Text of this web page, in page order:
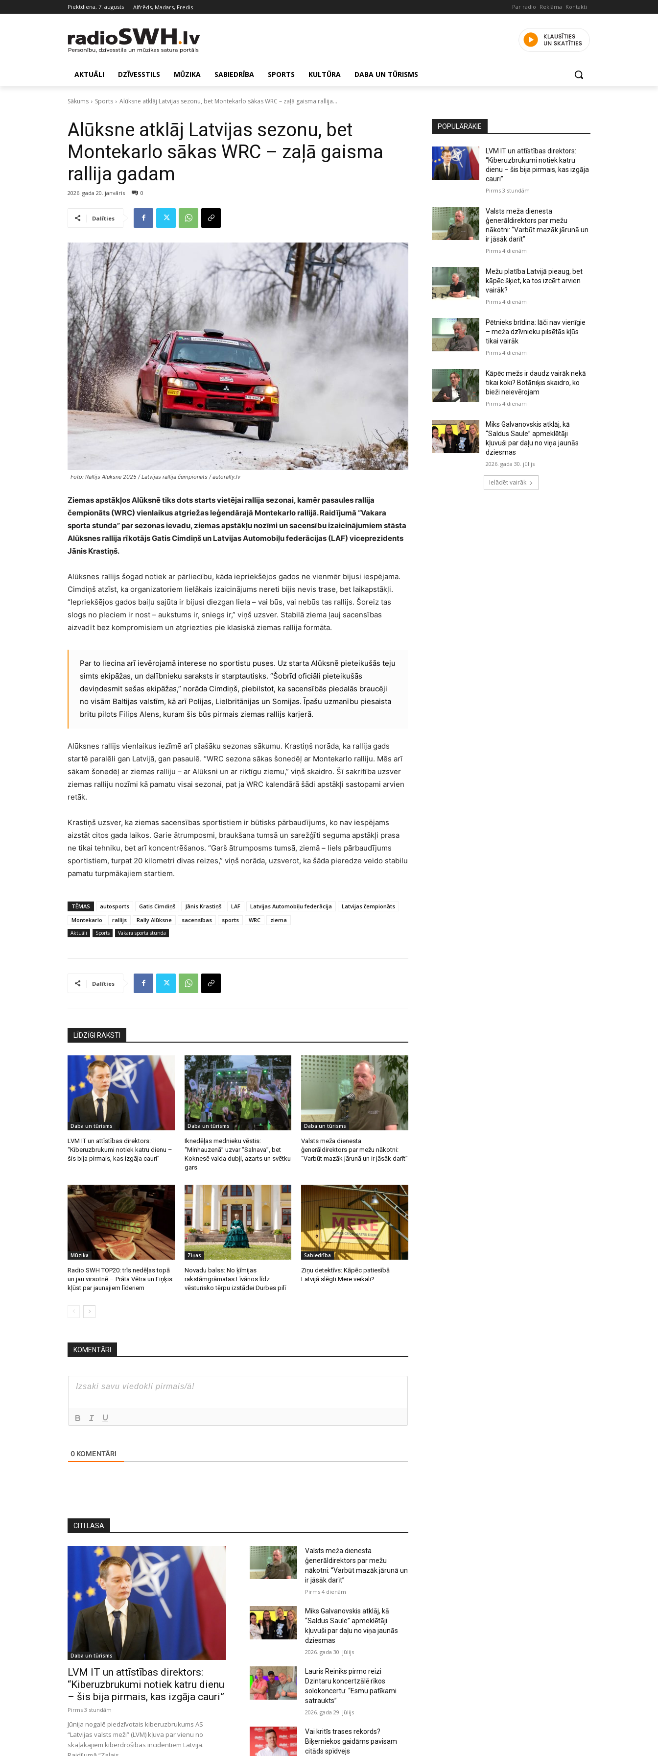
piektdiena, 7. augusts Alfrēds, Madars, Fredis Par radio Reklāma Kontakti
AKTUĀLI DZĪVESSTILS MŪZIKA SABIEDRĪBA SPORTS KULTŪRA DABA UN TŪRISMS
Sākums Sports Alūksne atklāj Latvijas sezonu, bet Montekarlo sākas WRC – zaļā gaisma rallija...
Alūksne atklāj Latvijas sezonu, bet
Montekarlo sākas WRC – zaļā gaisma
rallija gadam
2026. gada 20. janvāris 0
Dalīties
Foto: Rallijs Alūksne 2025 / Latvijas rallija čempionāts / autorally.lv
Ziemas apstākļos Alūksnē tiks dots starts vietējai rallija sezonai, kamēr pasaules rallija
čempionāts (WRC) vienlaikus atgriežas leģendārajā Montekarlo rallijā. Raidījumā “Vakara
sporta stunda” par sezonas ievadu, ziemas apstākļu nozīmi un sacensību izaicinājumiem stāsta
Alūksnes rallija rīkotājs Gatis Cimdiņš un Latvijas Automobiļu federācijas (LAF) viceprezidents
Jānis Krastiņš.
Alūksnes rallijs šogad notiek ar pārliecību, kāda iepriekšējos gados ne vienmēr bijusi iespējama.
Cimdiņš atzīst, ka organizatoriem lielākais izaicinājums nereti bijis nevis trase, bet laikapstākļi.
“Iepriekšējos gados baiļu sajūta ir bijusi diezgan liela – vai būs, vai nebūs tas rallijs. Šoreiz tas
slogs no pleciem ir nost – aukstums ir, sniegs ir,” viņš uzsver. Stabilā ziema ļauj sacensības
aizvadīt bez kompromisiem un atgriezties pie klasiskā ziemas rallija formāta.
Par to liecina arī ievērojamā interese no sportistu puses. Uz starta Alūksnē pieteikušās teju
simts ekipāžas, un dalībnieku saraksts ir starptautisks. “Šobrīd oficiāli pieteikušās
deviņdesmit sešas ekipāžas,” norāda Cimdiņš, piebilstot, ka sacensībās piedalās braucēji
no visām Baltijas valstīm, kā arī Polijas, Lielbritānijas un Somijas. Īpašu uzmanību piesaista
britu pilots Filips Alens, kuram šis būs pirmais ziemas rallijs karjerā.
Alūksnes rallijs vienlaikus iezīmē arī plašāku sezonas sākumu. Krastiņš norāda, ka rallija gads
startē paralēli gan Latvijā, gan pasaulē. “WRC sezona sākas šonedēļ ar Montekarlo ralliju. Mēs arī
sākam šonedēļ ar ziemas ralliju – ar Alūksni un ar riktīgu ziemu,” viņš skaidro. Šī sakritība uzsver
ziemas ralliju nozīmi kā pamatu visai sezonai, pat ja WRC kalendārā šādi apstākļi sastopami arvien
retāk.
Krastiņš uzsver, ka ziemas sacensības sportistiem ir būtisks pārbaudījums, ko nav iespējams
aizstāt citos gada laikos. Garie ātrumposmi, braukšana tumsā un sarežģīti seguma apstākļi prasa
ne tikai tehniku, bet arī koncentrēšanos. “Garš ātrumposms tumsā, ziemā – liels pārbaudījums
sportistiem, turpat 20 kilometri divas reizes,” viņš norāda, uzsverot, ka šāda pieredze veido stabilu
pamatu turpmākajiem startiem.
TĒMAS autosports Gatis Cimdiņš Jānis Krastiņš LAF Latvijas Automobiļu federācija
Latvijas čempionāts
Montekarlo
rallijs Rally Alūksne sacensības sports WRC ziema
Aktuāli Sports Vakara sporta stunda
Dalīties
LĪDZĪGI RAKSTI
Daba un tūrisms
LVM IT un attīstības direktors:
“Kiberuzbrukumi notiek katru dienu –
šis bija pirmais, kas izgāja cauri”
Daba un tūrisms
Iknedēļas mednieku vēstis:
“Minhauzenā” uzvar “Salnava”, bet
Koknesē valda dubļi, azarts un svētku
gars
Daba un tūrisms
Valsts meža dienesta
ģenerāldirektors par mežu nākotni:
“Varbūt mazāk jārunā un ir jāsāk darīt”
Mūzika
Radio SWH TOP20: trīs nedēļas topā
un jau virsotnē – Prāta Vētra un Fiņķis
kļūst par jaunajiem līderiem
Ziņas
Novadu balss: No ķīmijas
rakstāmgrāmatas Līvānos līdz
vēsturisko tērpu izstādei Durbes pilī
Sabiedrība
Ziņu detektīvs: Kāpēc patiesībā
Latvijā slēgti Mere veikali?
KOMENTĀRI
0 KOMENTĀRI
CITI LASA
Daba un tūrisms
LVM IT un attīstības direktors:
“Kiberuzbrukumi notiek katru dienu
– šis bija pirmais, kas izgāja cauri”
Pirms 3 stundām
Jūnija nogalē piedzīvotais kiberuzbrukums AS
“Latvijas valsts meži” (LVM) kļuva par vienu no
skaļākajiem kiberdrošības incidentiem Latvijā.
Valsts meža dienesta
ģenerāldirektors par mežu
nākotni: “Varbūt mazāk jārunā un
ir jāsāk darīt”
Pirms 4 dienām
Miks Galvanovskis atklāj, kā
“Saldus Saule” apmeklētāji
kļuvuši par daļu no viņa jaunās
dziesmas
2026. gada 30. jūlijs
Lauris Reiniks pirmo reizi
Dzintaru koncertzālē rīkos
solokoncertu: “Esmu patīkami
satraukts”
2026. gada 29. jūlijs
Vai kritīs trases rekords?
Biķerniekos gaidāms pavisam
citāds spīdvejs
POPULĀRĀKIE
LVM IT un attīstības direktors:
“Kiberuzbrukumi notiek katru
dienu – šis bija pirmais, kas izgāja
cauri”
Pirms 3 stundām
Valsts meža dienesta
ģenerāldirektors par mežu
nākotni: “Varbūt mazāk jārunā un
ir jāsāk darīt”
Pirms 4 dienām
Mežu platība Latvijā pieaug, bet
kāpēc šķiet, ka tos izcērt arvien
vairāk?
Pirms 4 dienām
Pētnieks brīdina: lāči nav vienīgie
– meža dzīvnieku pilsētās kļūs
tikai vairāk
Pirms 4 dienām
Kāpēc mežs ir daudz vairāk nekā
tikai koki? Botāniķis skaidro, ko
bieži neievērojam
Pirms 4 dienām
Miks Galvanovskis atklāj, kā
“Saldus Saule” apmeklētāji
kļuvuši par daļu no viņa jaunās
dziesmas
2026. gada 30. jūlijs
Ielādēt vairāk